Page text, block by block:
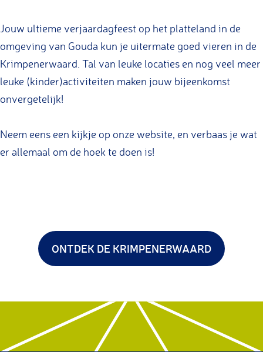
Jouw ultieme verjaardagfeest op het platteland in de
omgeving van Gouda kun je uitermate goed vieren in de
Krimpenerwaard. Tal van leuke locaties en nog veel meer
leuke (kinder)activiteiten maken jouw bijeenkomst
onvergetelijk!
Neem eens een kijkje op onze website, en verbaas je wat
er allemaal om de hoek te doen is!
ONTDEK DE KRIMPENERWAARD